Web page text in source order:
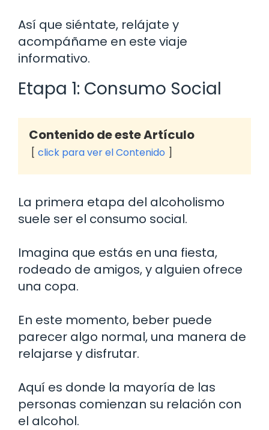
Así que siéntate, relájate y
acompáñame en este viaje
informativo.
Etapa 1: Consumo Social
Contenido de este Artículo
click para ver el Contenido
La primera etapa del alcoholismo
suele ser el consumo social.
Imagina que estás en una fiesta,
rodeado de amigos, y alguien ofrece
una copa.
En este momento, beber puede
parecer algo normal, una manera de
relajarse y disfrutar.
Aquí es donde la mayoría de las
personas comienzan su relación con
el alcohol.